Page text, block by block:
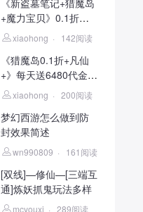
《新盗墓笔记+猎魔岛
+魔力宝贝》0.1折免
费 xiaohong · 142阅读
《猎魔岛0.1折+凡仙
+》每天送6480代金，
天 xiaohong · 200阅读
梦幻西游怎么做到防
封效果简述
wn990809 · 161阅读
[双线]—修仙—[三端互
通]炼妖抓鬼玩法多样
mcyouxi · 289阅读